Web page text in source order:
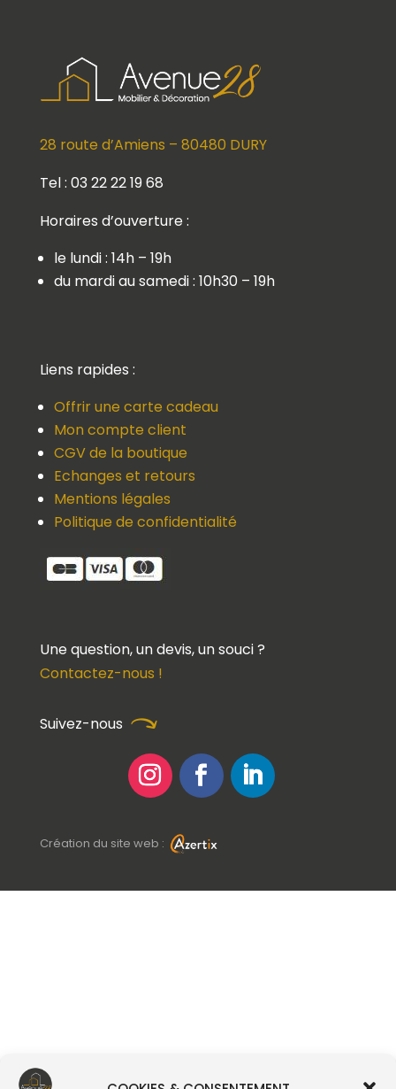
28 route d’Amiens – 80480 DURY
Tel : 03 22 22 19 68
Horaires d’ouverture :
le lundi : 14h – 19h
du mardi au samedi : 10h30 – 19h
Liens rapides :
Offrir une carte cadeau
Mon compte client
CGV de la boutique
Echanges et retours
Mentions légales
Politique de confidentialité
Une question, un devis, un souci ?
Contactez-nous !
Suivez-nous
Création du site web :